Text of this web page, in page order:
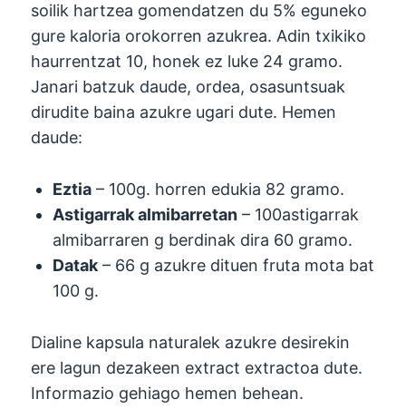
soilik hartzea gomendatzen du 5% eguneko
gure kaloria orokorren azukrea. Adin txikiko
haurrentzat 10, honek ez luke 24 gramo.
Janari batzuk daude, ordea, osasuntsuak
dirudite baina azukre ugari dute. Hemen
daude:
Eztia – 100g. horren edukia 82 gramo.
Astigarrak almibarretan – 100astigarrak
almibarraren g berdinak dira 60 gramo.
Datak – 66 g azukre dituen fruta mota bat
100 g.
Dialine kapsula naturalek azukre desirekin
ere lagun dezakeen extract extractoa dute.
Informazio gehiago hemen behean.